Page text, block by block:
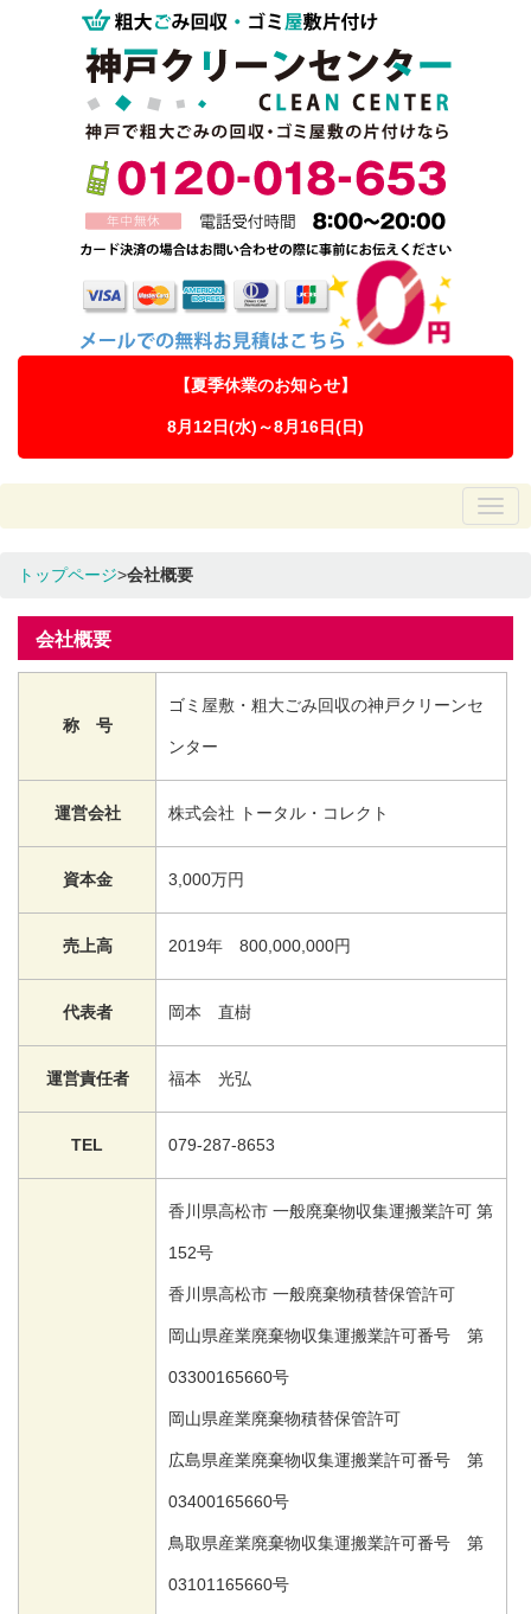
【夏季休業のお知らせ】
8月12日(水)～8月16日(日)
トップページ>会社概要
会社概要
称 号
ゴミ屋敷・粗大ごみ回収の神戸クリーンセ
ンター
運営会社 株式会社 トータル・コレクト
資本金 3,000万円
売上高 2019年 800,000,000円
代表者 岡本 直樹
運営責任者 福本 光弘
TEL 079-287-8653
香川県高松市 一般廃棄物収集運搬業許可 第
152号
香川県高松市 一般廃棄物積替保管許可
岡山県産業廃棄物収集運搬業許可番号 第
03300165660号
岡山県産業廃棄物積替保管許可
広島県産業廃棄物収集運搬業許可番号 第
03400165660号
鳥取県産業廃棄物収集運搬業許可番号 第
03101165660号